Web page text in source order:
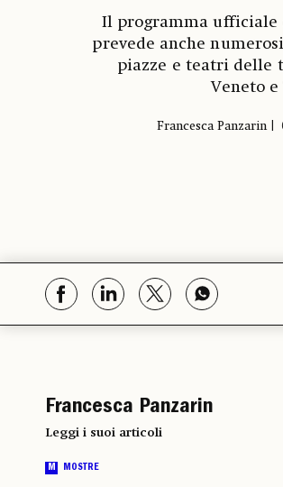
Il programma ufficiale
prevede anche
piazze e teatri delle
Veneto
Francesca Panzarin
Francesca Panzarin
Leggi i suoi articoli
M MOSTRE